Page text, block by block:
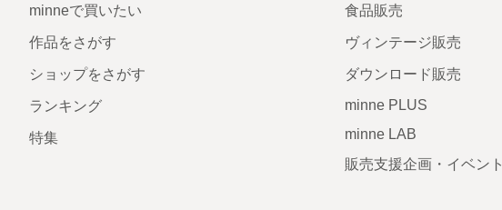
minneで買いたい
作品をさがす
ショップをさがす
ランキング
特集
食品販売
ヴィンテージ販売
ダウンロード販売
minne PLUS
minne LAB
販売支援企画・イベント